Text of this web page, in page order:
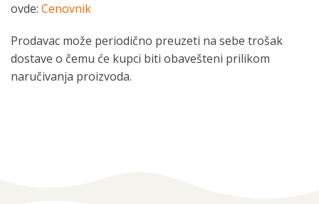
ovde: Cenovnik
Prodavac može periodično preuzeti na sebe trošak
dostave o čemu će kupci biti obavešteni prilikom
naručivanja proizvoda.